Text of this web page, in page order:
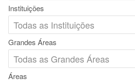
Instituições
Grandes Áreas
Áreas